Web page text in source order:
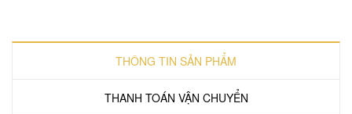
THÔNG TIN SẢN PHẨM
THANH TOÁN VẬN CHUYỂN